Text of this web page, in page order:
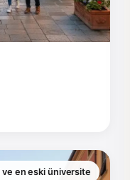
en eski üniversite